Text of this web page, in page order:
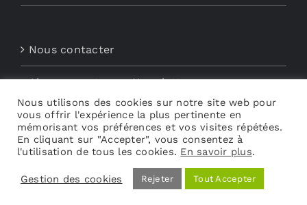
Nous contacter
Abonnements aux Newsletters
Découvrez My Audio
Nous utilisons des cookies sur notre site web pour
vous offrir l'expérience la plus pertinente en
mémorisant vos préférences et vos visites répétées.
En cliquant sur "Accepter", vous consentez à
l'utilisation de tous les cookies. En savoir plus.
Gestion des cookies Rejeter Tout Accepter